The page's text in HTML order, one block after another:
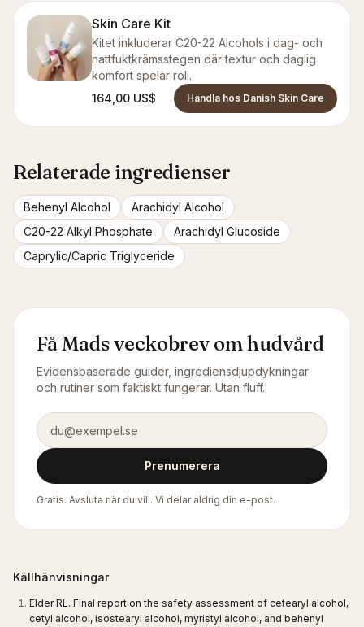
Skin Care Kit
Kitet inkluderar C20-22 Alcohols i dag- och
nattfuktkrämsstegen där textur och daglig
komfort spelar roll.
164,00 US$
Handla hos Danish Skin Care
Relaterade ingredienser
Behenyl Alcohol
Arachidyl Alcohol
C20-22 Alkyl Phosphate
Arachidyl Glucoside
Caprylic/Capric Triglyceride
Få Mads veckobrev om hudvård
Evidensbaserade guider, ingrediensdjupdykningar
och rutiner som faktiskt fungerar. Utan fluff.
E-postadress
Prenumerera
Gratis. Avsluta när du vill. Vi delar aldrig din e-post.
Källhänvisningar
Elder RL. Final report on the safety assessment of cetearyl alcohol,
cetyl alcohol, isostearyl alcohol, myristyl alcohol, and behenyl